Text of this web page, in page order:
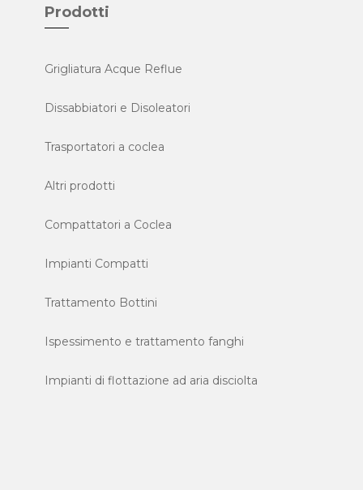
Prodotti
Grigliatura Acque Reflue
Dissabbiatori e Disoleatori
Trasportatori a coclea
Altri prodotti
Compattatori a Coclea
Impianti Compatti
Trattamento Bottini
Ispessimento e trattamento fanghi
Impianti di flottazione ad aria disciolta